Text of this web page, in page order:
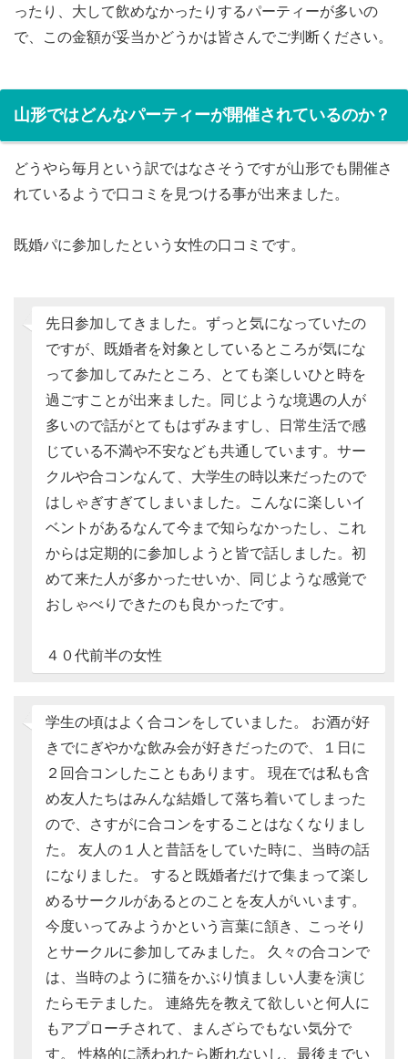
ったり、大して飲めなかったりするパーティーが多いの
で、この金額が妥当かどうかは皆さんでご判断ください。
山形ではどんなパーティーが開催されているのか？
どうやら毎月という訳ではなさそうですが山形でも開催さ
れているようで口コミを見つける事が出来ました。
既婚パに参加したという女性の口コミです。
先日参加してきました。ずっと気になっていたの
ですが、既婚者を対象としているところが気にな
って参加してみたところ、とても楽しいひと時を
過ごすことが出来ました。同じような境遇の人が
多いので話がとてもはずみますし、日常生活で感
じている不満や不安なども共通しています。サー
クルや合コンなんて、大学生の時以来だったので
はしゃぎすぎてしまいました。こんなに楽しいイ
ベントがあるなんて今まで知らなかったし、これ
からは定期的に参加しようと皆で話しました。初
めて来た人が多かったせいか、同じような感覚で
おしゃべりできたのも良かったです。
４０代前半の女性
学生の頃はよく合コンをしていました。 お酒が好
きでにぎやかな飲み会が好きだったので、１日に
２回合コンしたこともあります。 現在では私も含
め友人たちはみんな結婚して落ち着いてしまった
ので、さすがに合コンをすることはなくなりまし
た。 友人の１人と昔話をしていた時に、当時の話
になりました。 すると既婚者だけで集まって楽し
めるサークルがあるとのことを友人がいいます。
今度いってみようかという言葉に頷き、こっそり
とサークルに参加してみました。 久々の合コンで
は、当時のように猫をかぶり慎ましい人妻を演じ
たらモテました。 連絡先を教えて欲しいと何人に
もアプローチされて、まんざらでもない気分で
す。 性格的に誘われたら断れないし、最後までい